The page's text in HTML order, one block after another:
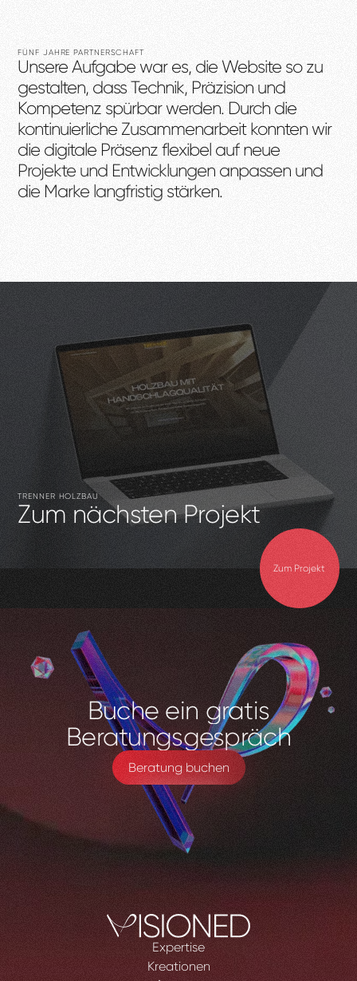
FÜNF JAHRE PARTNERSCHAFT
Unsere Aufgabe war es, die Website so zu
gestalten, dass Technik, Präzision und
Kompetenz spürbar werden. Durch die
kontinuierliche Zusammenarbeit konnten wir
die digitale Präsenz flexibel auf neue
Projekte und Entwicklungen anpassen und
die Marke langfristig stärken.
TRENNER HOLZBAU
Zum nächsten Projekt
Zum Projekt
Buche ein gratis
Beratungsgespräch
Beratung buchen
Expertise
Kreationen